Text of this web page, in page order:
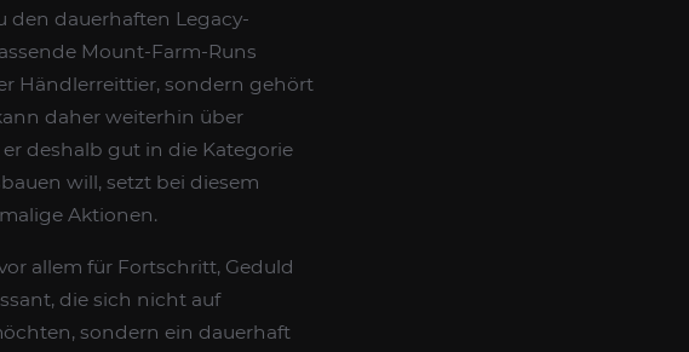
den dauerhaften Legacy-
Mount-Farm-Runs
Händlerreittier, sondern gehört
daher weiterhin über
deshalb gut in die Kategorie
will, setzt bei diesem
Aktionen.
allem für Fortschritt, Geduld
die sich nicht auf
sondern ein dauerhaft